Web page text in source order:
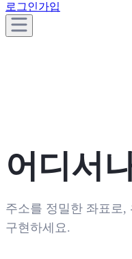
로그인가입
어디서
주소를 정밀한 좌표로,
구현하세요.